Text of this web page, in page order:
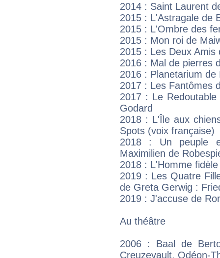
2014 : Saint Laurent
2015 : L'Astragale de
2015 : L'Ombre des
2015 : Mon roi de
2015 : Les Deux Amis
2016 : Mal de pierres
2016 : Planetarium de
2017 : Les Fantômes
2017 : Le
Godard
2018 : L'Île aux
Spots (voix française)
2018 : Un peuple
Maximilien de
2018 : L'Homme
2019 : Les Quatre
de Greta Gerwig :
2019 : J'accuse de
Au théâtre
2006 : Baal de
Creuzevault, Odéon-